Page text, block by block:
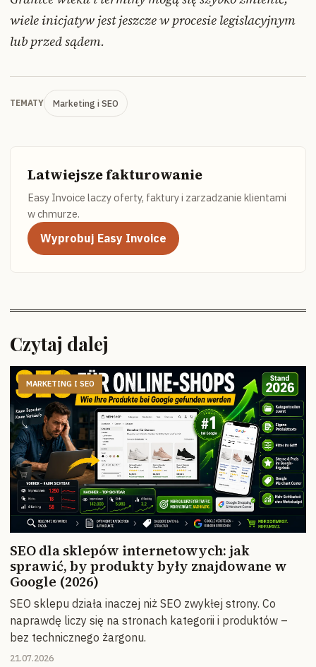
wiele inicjatyw jest jeszcze w procesie legislacyjnym
lub przed sądem.
TEMATY Marketing i SEO
Latwiejsze fakturowanie
Easy Invoice laczy oferty, faktury i zarzadzanie klientami
w chmurze.
Wyprobuj Easy Invoice
Czytaj dalej
MARKETING I SEO
SEO dla sklepów internetowych: jak
sprawić, by produkty były znajdowane w
Google (2026)
SEO sklepu działa inaczej niż SEO zwykłej strony. Co
naprawdę liczy się na stronach kategorii i produktów –
bez technicznego żargonu.
21.07.2026